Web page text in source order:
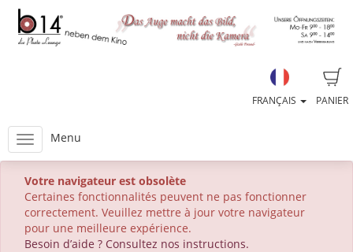
PANIER
FRANÇAIS
Menu
Votre navigateur est obsolète
Certaines fonctionnalités peuvent ne pas fonctionner
correctement. Veuillez mettre à jour votre navigateur
pour une meilleure expérience.
Besoin d’aide ? Consultez nos instructions.